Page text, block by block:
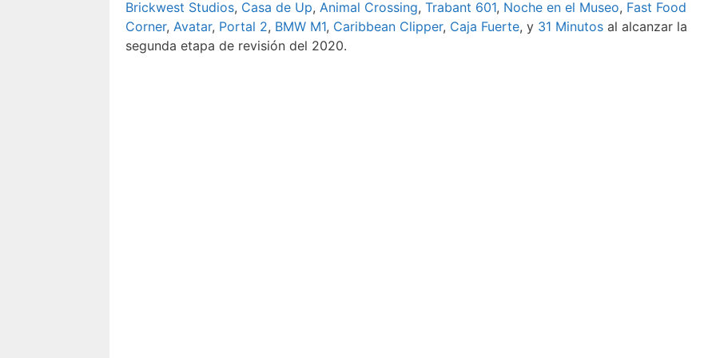
Brickwest Studios, Casa de Up, Animal Crossing, Trabant 601, Noche en el Museo, Fast Food
Corner, Avatar, Portal 2, BMW M1, Caribbean Clipper, Caja Fuerte, y 31 Minutos al alcanzar la
segunda etapa de revisión del 2020.